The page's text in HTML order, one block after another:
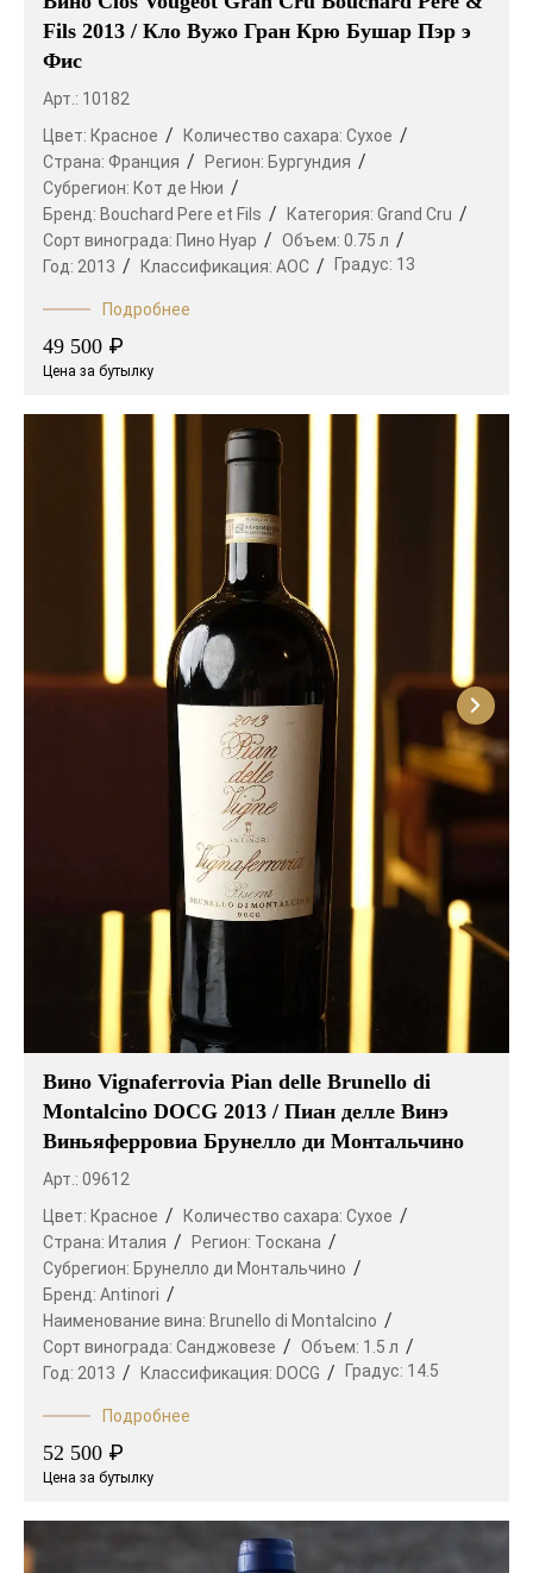
Fils 2013 / Кло Вужо Гран Крю Бушар Пэр э
Фис
Арт.: 10182
Цвет: Красное Количество сахара: Сухое
Страна: Франция Регион: Бургундия
Субрегион: Кот де Нюи
Бренд: Bouchard Pere et Fils Категория: Grand Cru
Сорт винограда: Пино Нуар Объем: 0.75 л
Год: 2013 Классификация: AOC Градус: 13
Подробнее
49 500 ₽
Цена за бутылку
Вино Vignaferrovia Pian delle Brunello di
Montalcino DOCG 2013 / Пиан делле Винэ
Виньяферровиа Брунелло ди Монтальчино
Арт.: 09612
Цвет: Красное Количество сахара: Сухое
Страна: Италия Регион: Тоскана
Субрегион: Брунелло ди Монтальчино
Бренд: Antinori
Наименование вина: Brunello di Montalcino
Сорт винограда: Санджовезе Объем: 1.5 л
Год: 2013 Классификация: DOCG Градус: 14.5
Подробнее
52 500 ₽
Цена за бутылку